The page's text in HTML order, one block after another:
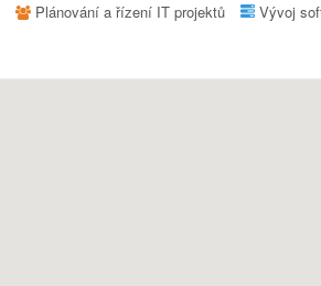
Plánování a řízení IT projektů
Vývoj